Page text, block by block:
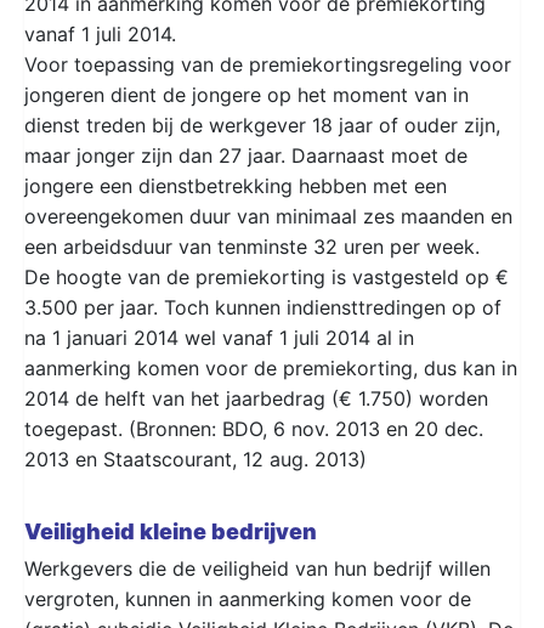
vanaf 1 juli 2014.
Voor toepassing van de premiekortingsregeling voor
jongeren dient de jongere op het moment van in
dienst treden bij de werkgever 18 jaar of ouder zijn,
maar jonger zijn dan 27 jaar. Daarnaast moet de
jongere een dienstbetrekking hebben met een
overeengekomen duur van minimaal zes maanden en
een arbeidsduur van tenminste 32 uren per week.
De hoogte van de premiekorting is vastgesteld op €
3.500 per jaar. Toch kunnen indiensttredingen op of
na 1 januari 2014 wel vanaf 1 juli 2014 al in
aanmerking komen voor de premiekorting, dus kan in
2014 de helft van het jaarbedrag (€ 1.750) worden
toegepast. (Bronnen: BDO, 6 nov. 2013 en 20 dec.
2013 en Staatscourant, 12 aug. 2013)
Veiligheid kleine bedrijven
Werkgevers die de veiligheid van hun bedrijf willen
vergroten, kunnen in aanmerking komen voor de